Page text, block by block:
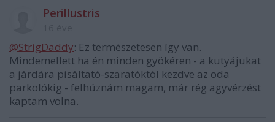
Perillustris
@StrigDaddy: Ez természetesen így van.
Mindemellett ha én minden gyökéren - a kutyájukat
a járdára pisáltató-szaratóktól kezdve az oda
parkolókig - felhúznám magam, már rég agyvérzést
kaptam volna.